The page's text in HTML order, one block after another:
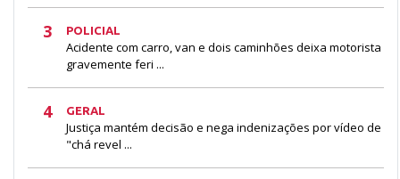
3 POLICIAL
Acidente com carro, van e dois caminhões deixa motorista
gravemente feri ...
4 GERAL
Justiça mantém decisão e nega indenizações por vídeo de
"chá revel ...